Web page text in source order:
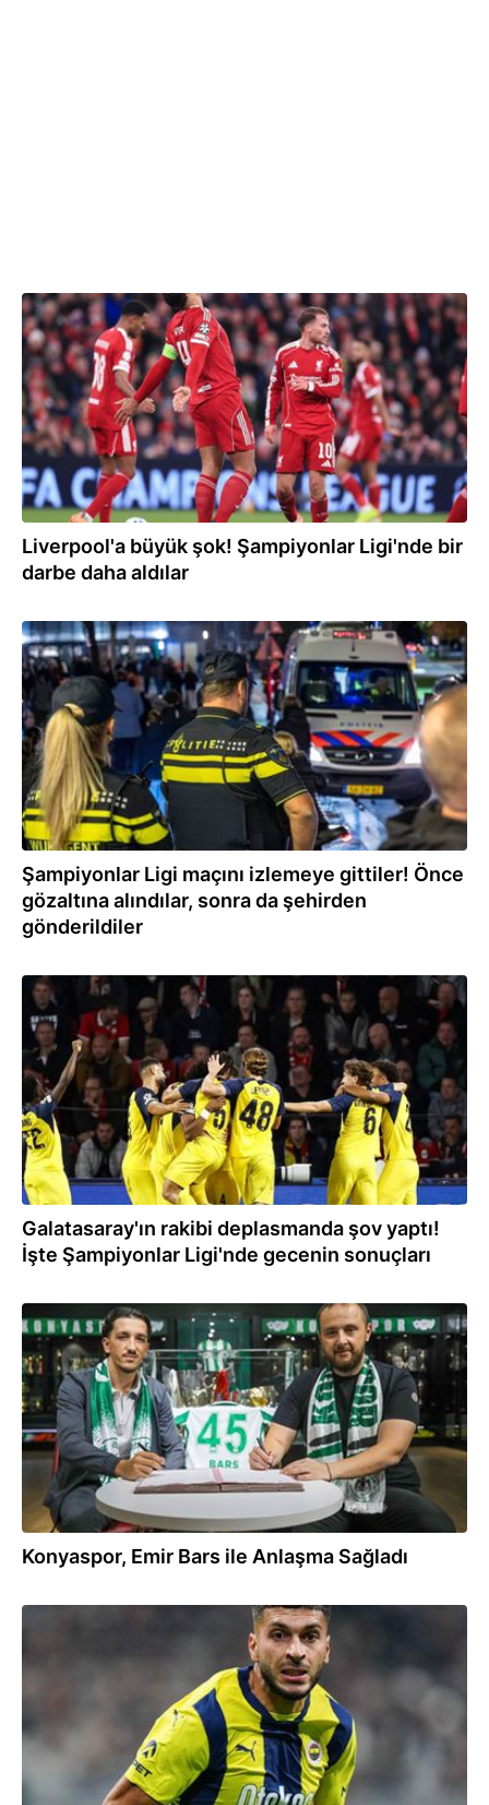
27.11.2025
Liverpool'a büyük şok! Şampiyonlar Ligi'nde bir
darbe daha aldılar
21.10.2025
Şampiyonlar Ligi maçını izlemeye gittiler! Önce
gözaltına alındılar, sonra da şehirden
gönderildiler
17.09.2025
Galatasaray'ın rakibi deplasmanda şov yaptı!
İşte Şampiyonlar Ligi'nde gecenin sonuçları
18.08.2025
Konyaspor, Emir Bars ile Anlaşma Sağladı